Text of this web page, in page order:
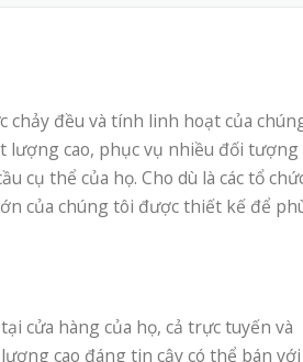
đều và tính linh hoạt của
lượng cao, phục vụ nhiều đối tượng
cụ thể của họ. Cho dù là các tổ
của chúng tôi được thiết kế để
cửa hàng của họ, cả trực tuyến và
cao đáng tin cậy có thể bán với